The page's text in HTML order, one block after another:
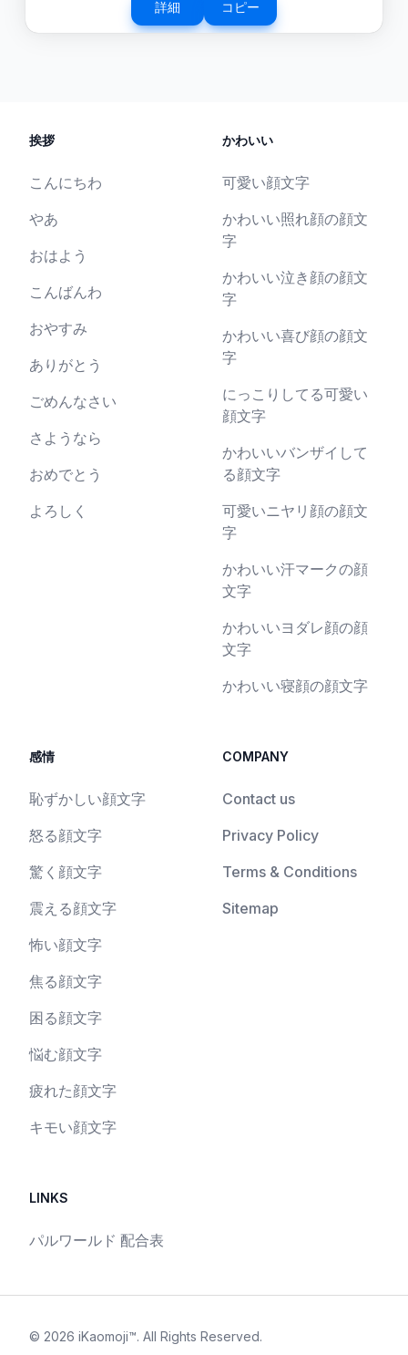
詳細 コピー
挨拶
こんにちわ
やあ
おはよう
こんばんわ
おやすみ
ありがとう
ごめんなさい
さようなら
おめでとう
よろしく
かわいい
可愛い顔文字
かわいい照れ顔の顔文
字
かわいい泣き顔の顔文
字
かわいい喜び顔の顔文
字
にっこりしてる可愛い
顔文字
かわいいバンザイして
る顔文字
可愛いニヤリ顔の顔文
字
かわいい汗マークの顔
文字
かわいいヨダレ顔の顔
文字
かわいい寝顔の顔文字
感情
恥ずかしい顔文字
怒る顔文字
驚く顔文字
震える顔文字
怖い顔文字
焦る顔文字
困る顔文字
悩む顔文字
疲れた顔文字
キモい顔文字
COMPANY
Contact us
Privacy Policy
Terms & Conditions
Sitemap
LINKS
パルワールド 配合表
© 2026 iKaomoji™. All Rights Reserved.